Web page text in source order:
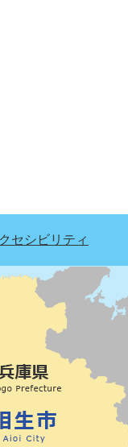
セシビリティ